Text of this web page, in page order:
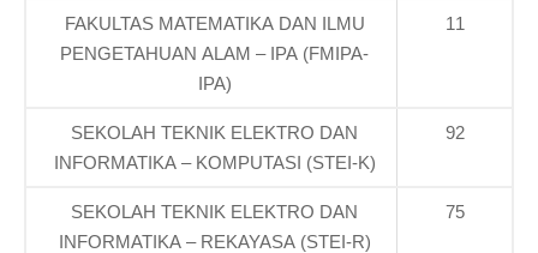
FAKULTAS MATEMATIKA DAN ILMU
PENGETAHUAN ALAM – IPA (FMIPA-
IPA)
11
SEKOLAH TEKNIK ELEKTRO DAN
INFORMATIKA – KOMPUTASI (STEI-K)
92
SEKOLAH TEKNIK ELEKTRO DAN
INFORMATIKA – REKAYASA (STEI-R)
75